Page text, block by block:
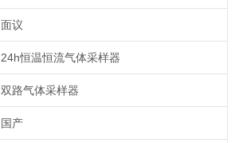
面议
24h恒温恒流气体采样器
双路气体采样器
国产